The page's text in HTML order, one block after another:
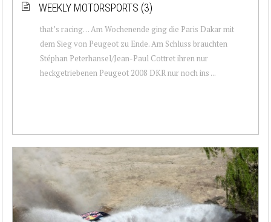
WEEKLY MOTORSPORTS (3)
that’s racing… Am Wochenende ging die Paris Dakar mit
dem Sieg von Peugeot zu Ende. Am Schluss brauchten
Stéphan Peterhansel/Jean-Paul Cottret ihren nur
heckgetriebenen Peugeot 2008 DKR nur noch ins ...